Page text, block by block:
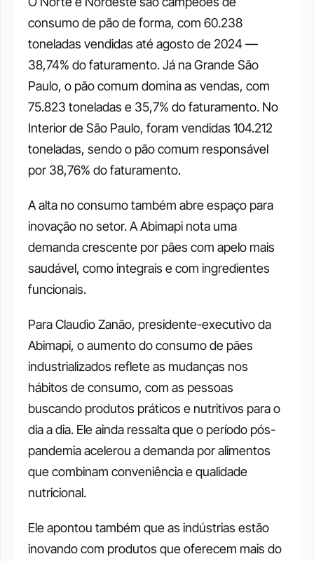
consumo de pão de forma, com 60.238
toneladas vendidas até agosto de 2024 —
38,74% do faturamento. Já na Grande São
Paulo, o pão comum domina as vendas, com
75.823 toneladas e 35,7% do faturamento. No
Interior de São Paulo, foram vendidas 104.212
toneladas, sendo o pão comum responsável
por 38,76% do faturamento.
A alta no consumo também abre espaço para
inovação no setor. A Abimapi nota uma
demanda crescente por pães com apelo mais
saudável, como integrais e com ingredientes
funcionais.
Para Claudio Zanão, presidente-executivo da
Abimapi, o aumento do consumo de pães
industrializados reflete as mudanças nos
hábitos de consumo, com as pessoas
buscando produtos práticos e nutritivos para o
dia a dia. Ele ainda ressalta que o período pós-
pandemia acelerou a demanda por alimentos
que combinam conveniência e qualidade
nutricional.
Ele apontou também que as indústrias estão
inovando com produtos que oferecem mais do